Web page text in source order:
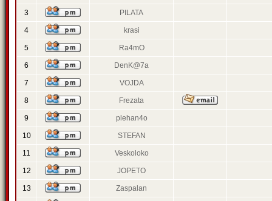
3 PILATA
4 krasi
5 Ra4mO
6 DenK@7a
7 VOJDA
8 Frezata
9 plehan4o
10 STEFAN
11 Veskoloko
12 JOPETO
13 Zaspalan